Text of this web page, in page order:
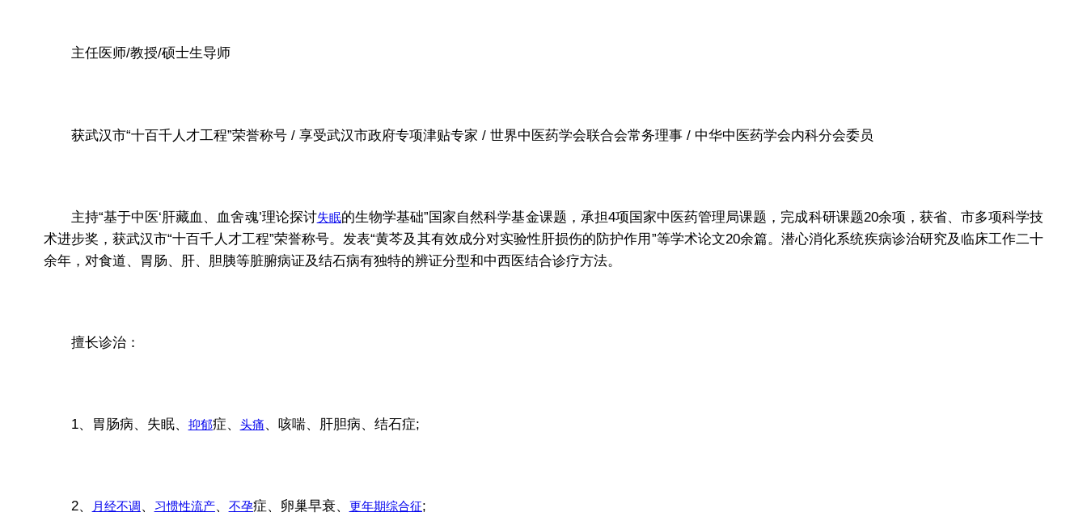
主任医师/教授/硕士生导师
获武汉市“十百千人才工程”荣誉称号 / 享受武汉市政府专项津贴专家 / 世界中医药学会联合会常务理事 / 中华中医药学会内科分会委员
主持“基于中医‘肝藏血、血舍魂’理论探讨失眠的生物学基础”国家自然科学基金课题，承担4项国家中医药管理局课题，完成科研课题20余项，获省、市多项科学技
术进步奖，获武汉市“十百千人才工程”荣誉称号。发表“黄芩及其有效成分对实验性肝损伤的防护作用”等学术论文20余篇。潜心消化系统疾病诊治研究及临床工作二十
余年，对食道、胃肠、肝、胆胰等脏腑病证及结石病有独特的辨证分型和中西医结合诊疗方法。
擅长诊治：
1、胃肠病、失眠、 抑郁症、 头痛、咳喘、肝胆病、结石症;
2、 月经不调、 习惯性流产、 不孕症、卵巢早衰、 更年期综合征;